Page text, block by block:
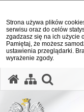
Strona używa plików
serwisu oraz do celów
zgadzasz się na ich użycie
Pamiętaj, że możesz
ustawienia przeglądarki.
wyrażenie zgody.